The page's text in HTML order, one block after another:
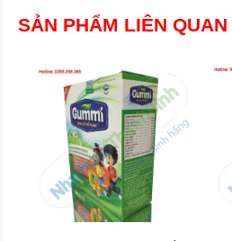
SẢN PHẨM LIÊN QUAN